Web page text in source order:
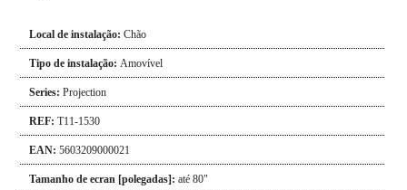
Local de instalação:Chão
Tipo de instalação:Amovível
Series:Projection
REF:T11-1530
EAN:5603209000021
Tamanho de ecran [polegadas]:até 80"